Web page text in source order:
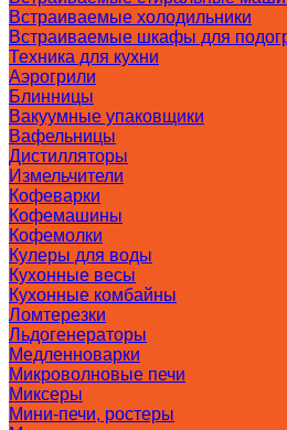
Встраиваемые холодильники
Встраиваемые шкафы для
Техника для кухни
Аэрогрили
Блинницы
Вакуумные упаковщики
Вафельницы
Дистилляторы
Измельчители
Кофеварки
Кофемашины
Кофемолки
Кулеры для воды
Кухонные весы
Кухонные комбайны
Ломтерезки
Льдогенераторы
Медленноварки
Микроволновые печи
Миксеры
Мини-печи, ростеры